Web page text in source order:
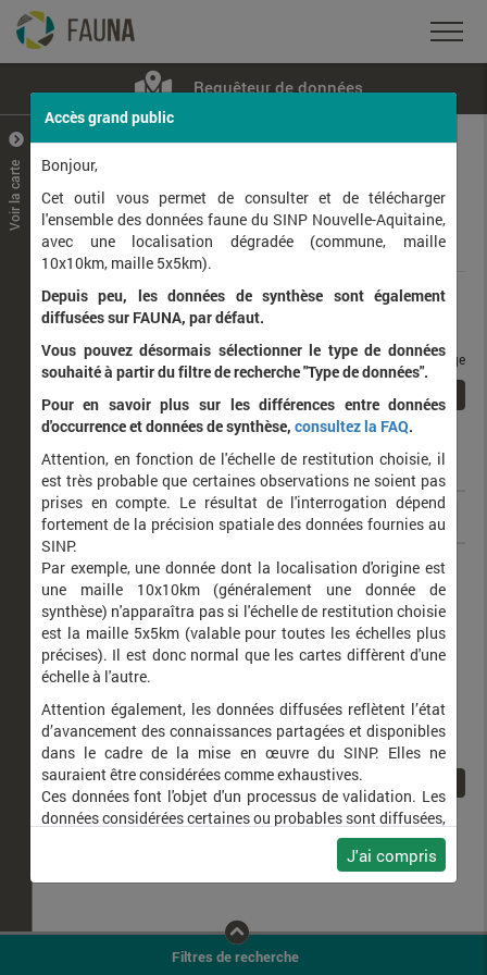
Requêteur de données
+
–
Voir la carte
Données
Rang taxonomique :
Affichage de1à 1sur1
taxons / page
Nom latin Nom vernaculaire
Pocadicnemis pumila
Filtres de recherche
Accès grand public
Bonjour,
Cet outil vous permet de consulter et de télécharger
l'ensemble des données faune du SINP Nouvelle-Aquitaine,
avec une localisation dégradée (commune, maille
10x10km, maille 5x5km).
Depuis peu, les données de synthèse sont également
diffusées sur FAUNA, par défaut.
Vous pouvez désormais sélectionner le type de données
souhaité à partir du filtre de recherche "Type de données".
Pour en savoir plus sur les différences entre données
d'occurrence et données de synthèse, consultez la FAQ.
Attention, en fonction de l'échelle de restitution choisie, il
est très probable que certaines observations ne soient pas
prises en compte. Le résultat de l'interrogation dépend
fortement de la précision spatiale des données fournies au
SINP.
Par exemple, une donnée dont la localisation d'origine est
une maille 10x10km (généralement une donnée de
synthèse) n'apparaîtra pas si l'échelle de restitution choisie
est la maille 5x5km (valable pour toutes les échelles plus
précises). Il est donc normal que les cartes diffèrent d'une
échelle à l'autre.
Attention également, les données diffusées reflètent l’état
d’avancement des connaissances partagées et disponibles
dans le cadre de la mise en œuvre du SINP. Elles ne
sauraient être considérées comme exhaustives.
Ces données font l'objet d'un processus de validation. Les
données considérées certaines ou probables sont diffusées,
ainsi que celles pour lesquelles la méthode n'est pas
J'ai compris